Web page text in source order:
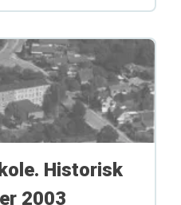
Historisk
2003